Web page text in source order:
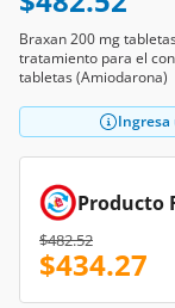
Braxan 200 mg
tratamiento para el
tabletas (Amiodarona)
Ingresa
Producto
Price reduced from
$482.52to
$434.27